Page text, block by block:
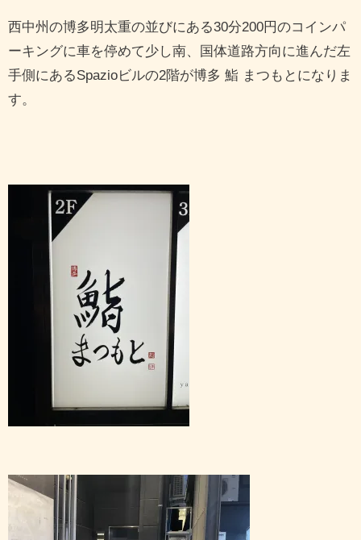
西中州の博多明太重の並びにある30分200円のコインパ
ーキングに車を停めて少し南、国体道路方向に進んだ左
手側にあるSpazioビルの2階が博多 鮨 まつもとになりま
す。